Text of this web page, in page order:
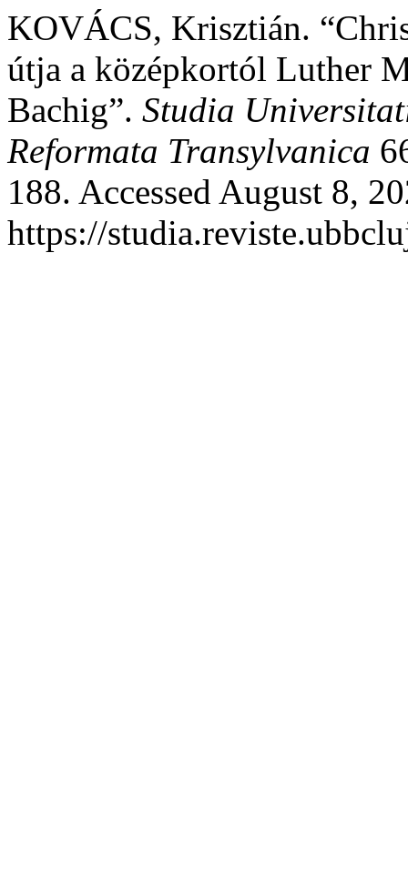
KOVÁCS, Krisztián.
útja a középkortól Luther
Bachig”. Studia
Reformata Transylvanica
188. Accessed August 8,
https://